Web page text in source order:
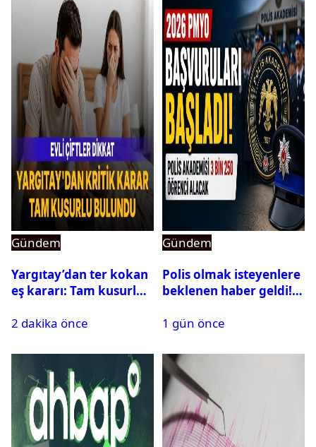
Gündem
Yargıtay’dan ter kokan
eş kararı: Tam kusurlu
2 dakika önce
Gündem
Polis olmak isteyenlere
beklenen haber geldi!
1 gün önce